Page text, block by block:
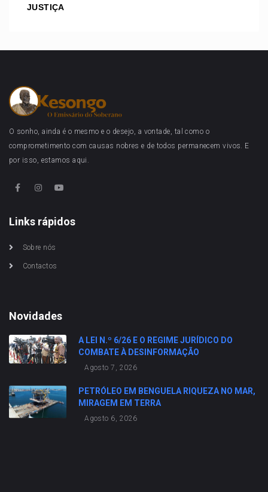
JUSTIÇA
O sonho, ainda é o mesmo e o desejo, a vontade, tal como o
comprometimento com causas nobres e de todos permanecem vivos. E
por isso, estamos aqui.
Links rápidos
Sobre nós
Contactos
Novidades
A LEI N.º 6/26 E O REGIME JURÍDICO DO
COMBATE À DESINFORMAÇÃO
Agosto 7, 2026
PETRÓLEO EM BENGUELA RIQUEZA NO MAR,
MIRAGEM EM TERRA
Agosto 6, 2026